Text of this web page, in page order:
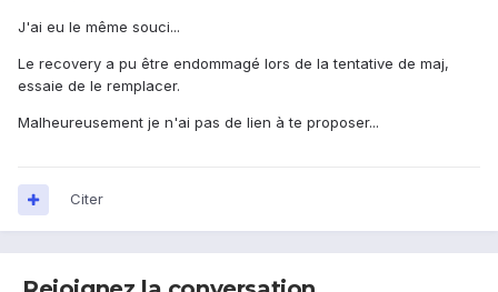
J'ai eu le même souci...
Le recovery a pu être endommagé lors de la tentative de maj,
essaie de le remplacer.
Malheureusement je n'ai pas de lien à te proposer...
Citer